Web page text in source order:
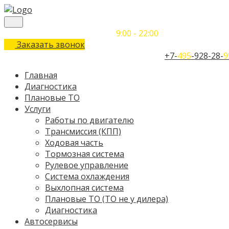
9:00 - 22:00
Заказать звонок
+7-495-928-28-
Главная
Диагностика
Плановые ТО
Услуги
Работы по двигателю
Трансмиссия (КПП)
Ходовая часть
Тормозная система
Рулевое управление
Система охлаждения
Выхлопная система
Плановые ТО (ТО не у дилера)
Диагностика
Автосервисы